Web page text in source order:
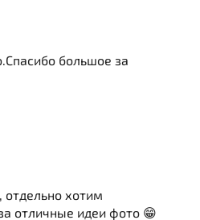
большое за
хотим
отличные идеи фото 😁